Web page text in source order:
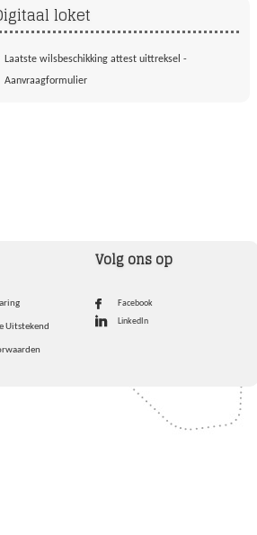
loket
Laatste wilsbeschikking attest uittreksel -
Aanvraagformulier
Uitstekend
Volg ons op
Facebook
LinkedIn